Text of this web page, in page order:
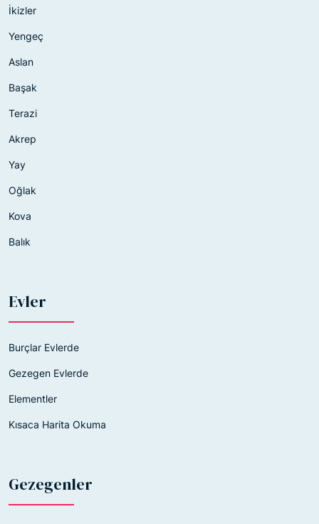
İkizler
Yengeç
Aslan
Başak
Terazi
Akrep
Yay
Oğlak
Kova
Balık
Evler
Burçlar Evlerde
Gezegen Evlerde
Elementler
Kısaca Harita Okuma
Gezegenler